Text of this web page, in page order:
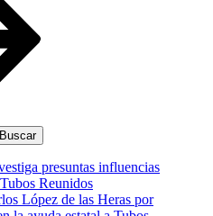
Buscar
presuntas influencias
Reunidos
López de las Heras por